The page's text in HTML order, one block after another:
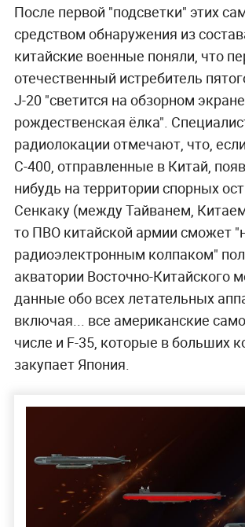
После первой "подсветки" этих
средством обнаружения из
китайские военные поняли, что
отечественный истребитель
J-20 "светится на обзорном
рождественская ёлка".
радиолокации отмечают, что,
С-400, отправленные в Китай,
нибудь на территории спорных
Сенкаку (между Тайванем,
то ПВО китайской армии сможет
радиоэлектронным колпаком"
акватории Восточно-Китайского
данные обо всех летательных
включая... все американские
числе и F-35, которые в больших
закупает Япония.